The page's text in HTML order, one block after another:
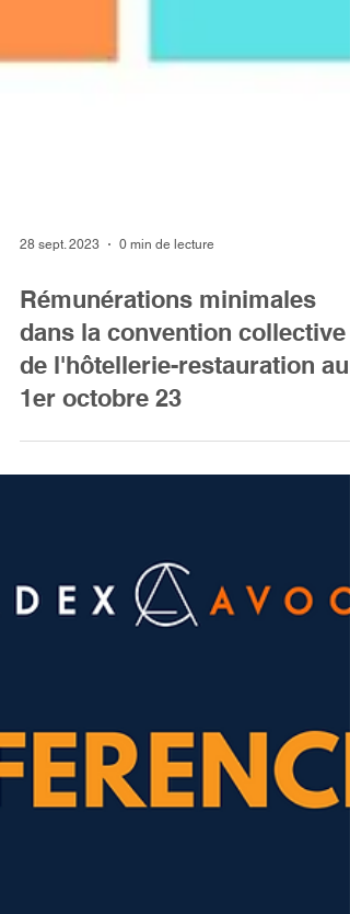
28 sept. 2023 0 min de lecture
Rémunérations minimales
dans la convention collective
1er octobre 23